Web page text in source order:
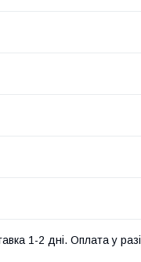
1-2 дні. Оплата у разі